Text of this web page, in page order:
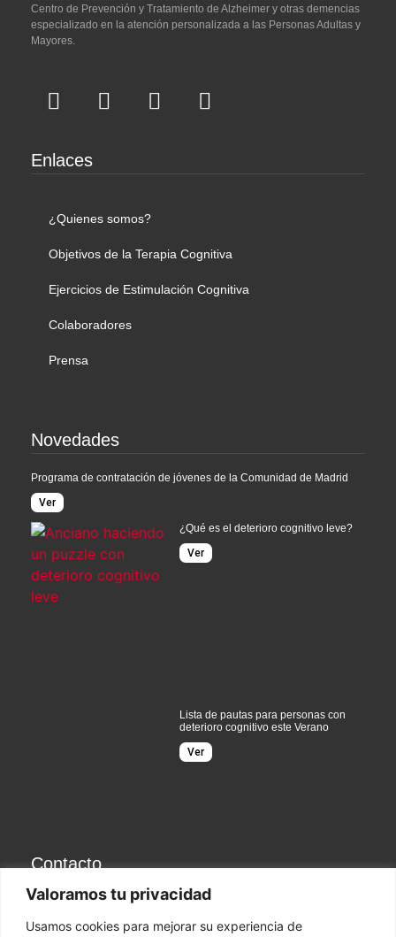
Valoramos tu privacidad
Usamos cookies para mejorar su experiencia de
Centro de Prevención y Tratamiento de Alzheimer y otras demencias
especializado en la atención personalizada a las Personas Adultas y
Mayores.
Enlaces
¿Quienes somos?
Objetivos de la Terapia Cognitiva
Ejercicios de Estimulación Cognitiva
Colaboradores
Prensa
Novedades
Programa de contratación de jóvenes de la Comunidad de Madrid
Ver
¿Qué es el deterioro cognitivo leve?
Ver
Lista de pautas para personas con
deterioro cognitivo este Verano
Ver
Contacto
C/Viriato. 50 28010 Madrid
656 643 111